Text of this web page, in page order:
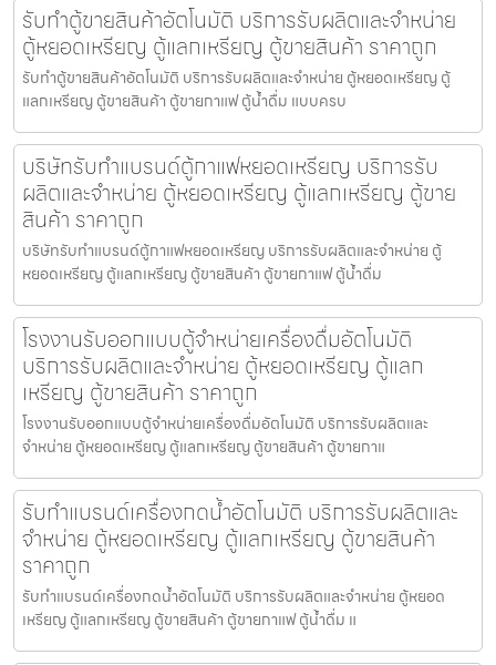
รับทำตู้ขายสินค้า​อัตโนมัติ บริการรับผลิตและจำหน่าย
ตู้หยอดเหรียญ ตู้แลกเหรียญ ตู้ขายสินค้า ราคาถูก
รับทำตู้ขายสินค้า​อัตโนมัติ บริการรับผลิตและจำหน่าย ตู้หยอดเหรียญ ตู้
แลกเหรียญ ตู้ขายสินค้า ตู้ขายกาแฟ ตู้น้ำดื่ม แบบครบ
บริษัทรับทำแบรนด์ตู้กาแฟหยอดเหรียญ บริการรับ
ผลิตและจำหน่าย ตู้หยอดเหรียญ ตู้แลกเหรียญ ตู้ขาย
สินค้า ราคาถูก
บริษัทรับทำแบรนด์ตู้กาแฟหยอดเหรียญ บริการรับผลิตและจำหน่าย ตู้
หยอดเหรียญ ตู้แลกเหรียญ ตู้ขายสินค้า ตู้ขายกาแฟ ตู้น้ำดื่ม
โรงงานรับออกแบบตู้จำหน่ายเครื่องดื่ม​อัตโนมัติ
บริการรับผลิตและจำหน่าย ตู้หยอดเหรียญ ตู้แลก
เหรียญ ตู้ขายสินค้า ราคาถูก
โรงงานรับออกแบบตู้จำหน่ายเครื่องดื่ม​อัตโนมัติ บริการรับผลิตและ
จำหน่าย ตู้หยอดเหรียญ ตู้แลกเหรียญ ตู้ขายสินค้า ตู้ขายกาแ
รับทำแบรนด์เครื่องกดน้ำอัตโนมัติ บริการรับผลิตและ
จำหน่าย ตู้หยอดเหรียญ ตู้แลกเหรียญ ตู้ขายสินค้า
ราคาถูก
รับทำแบรนด์เครื่องกดน้ำอัตโนมัติ บริการรับผลิตและจำหน่าย ตู้หยอด
เหรียญ ตู้แลกเหรียญ ตู้ขายสินค้า ตู้ขายกาแฟ ตู้น้ำดื่ม แ